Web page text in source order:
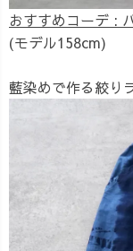
おすすめコーデ :
(モデル158cm)
藍染めで作る絞り